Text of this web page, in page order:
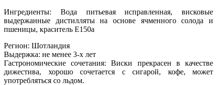
Ингредиенты: Вода питьевая исправленная, висковые
выдержанные дистилляты на основе ячменного солода и
пшеницы, краситель Е150а
Регион: Шотландия
Выдержка: не менее 3-х лет
Гастрономические сочетания: Виски прекрасен в качестве
дижестива, хорошо сочетается с сигарой, кофе, может
употребляться со льдом.